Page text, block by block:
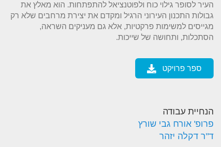
העיר לסופר גילוי כוח ולפוטנציאל להתפתחות. הוא מאלץ את
גבולות התכנון העירוני הרגיל ומקדם את יצירת מרחבים שלא רק
מגייסים למשימות פרקטיות, אלא גם מעניקים השראה,
הסתכלות, ותחושה של שייכות.
ספר פרויקט
הנחיית עבודה
פרופ' אורח גבי שורץ
ד"ר דקלה יזהר